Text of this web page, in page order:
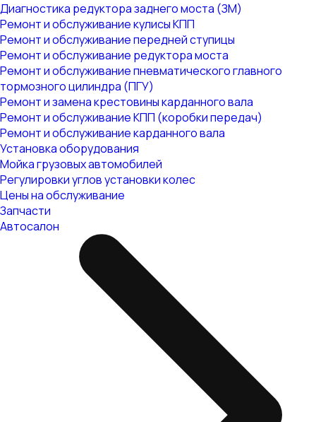
Диагностика редуктора заднего моста (ЗМ)
Ремонт и обслуживание кулисы КПП
Ремонт и обслуживание передней ступицы
Ремонт и обслуживание редуктора моста
Ремонт и обслуживание пневматического главного
тормозного цилиндра (ПГУ)
Ремонт и замена крестовины карданного вала
Ремонт и обслуживание КПП (коробки передач)
Ремонт и обслуживание карданного вала
Установка оборудования
Мойка грузовых автомобилей
Регулировки углов установки колес
Цены на обслуживание
Запчасти
Автосалон